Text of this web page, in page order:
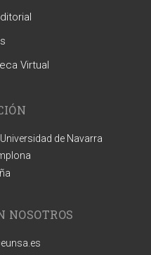
Virtual
de Navarra
NOSOTROS